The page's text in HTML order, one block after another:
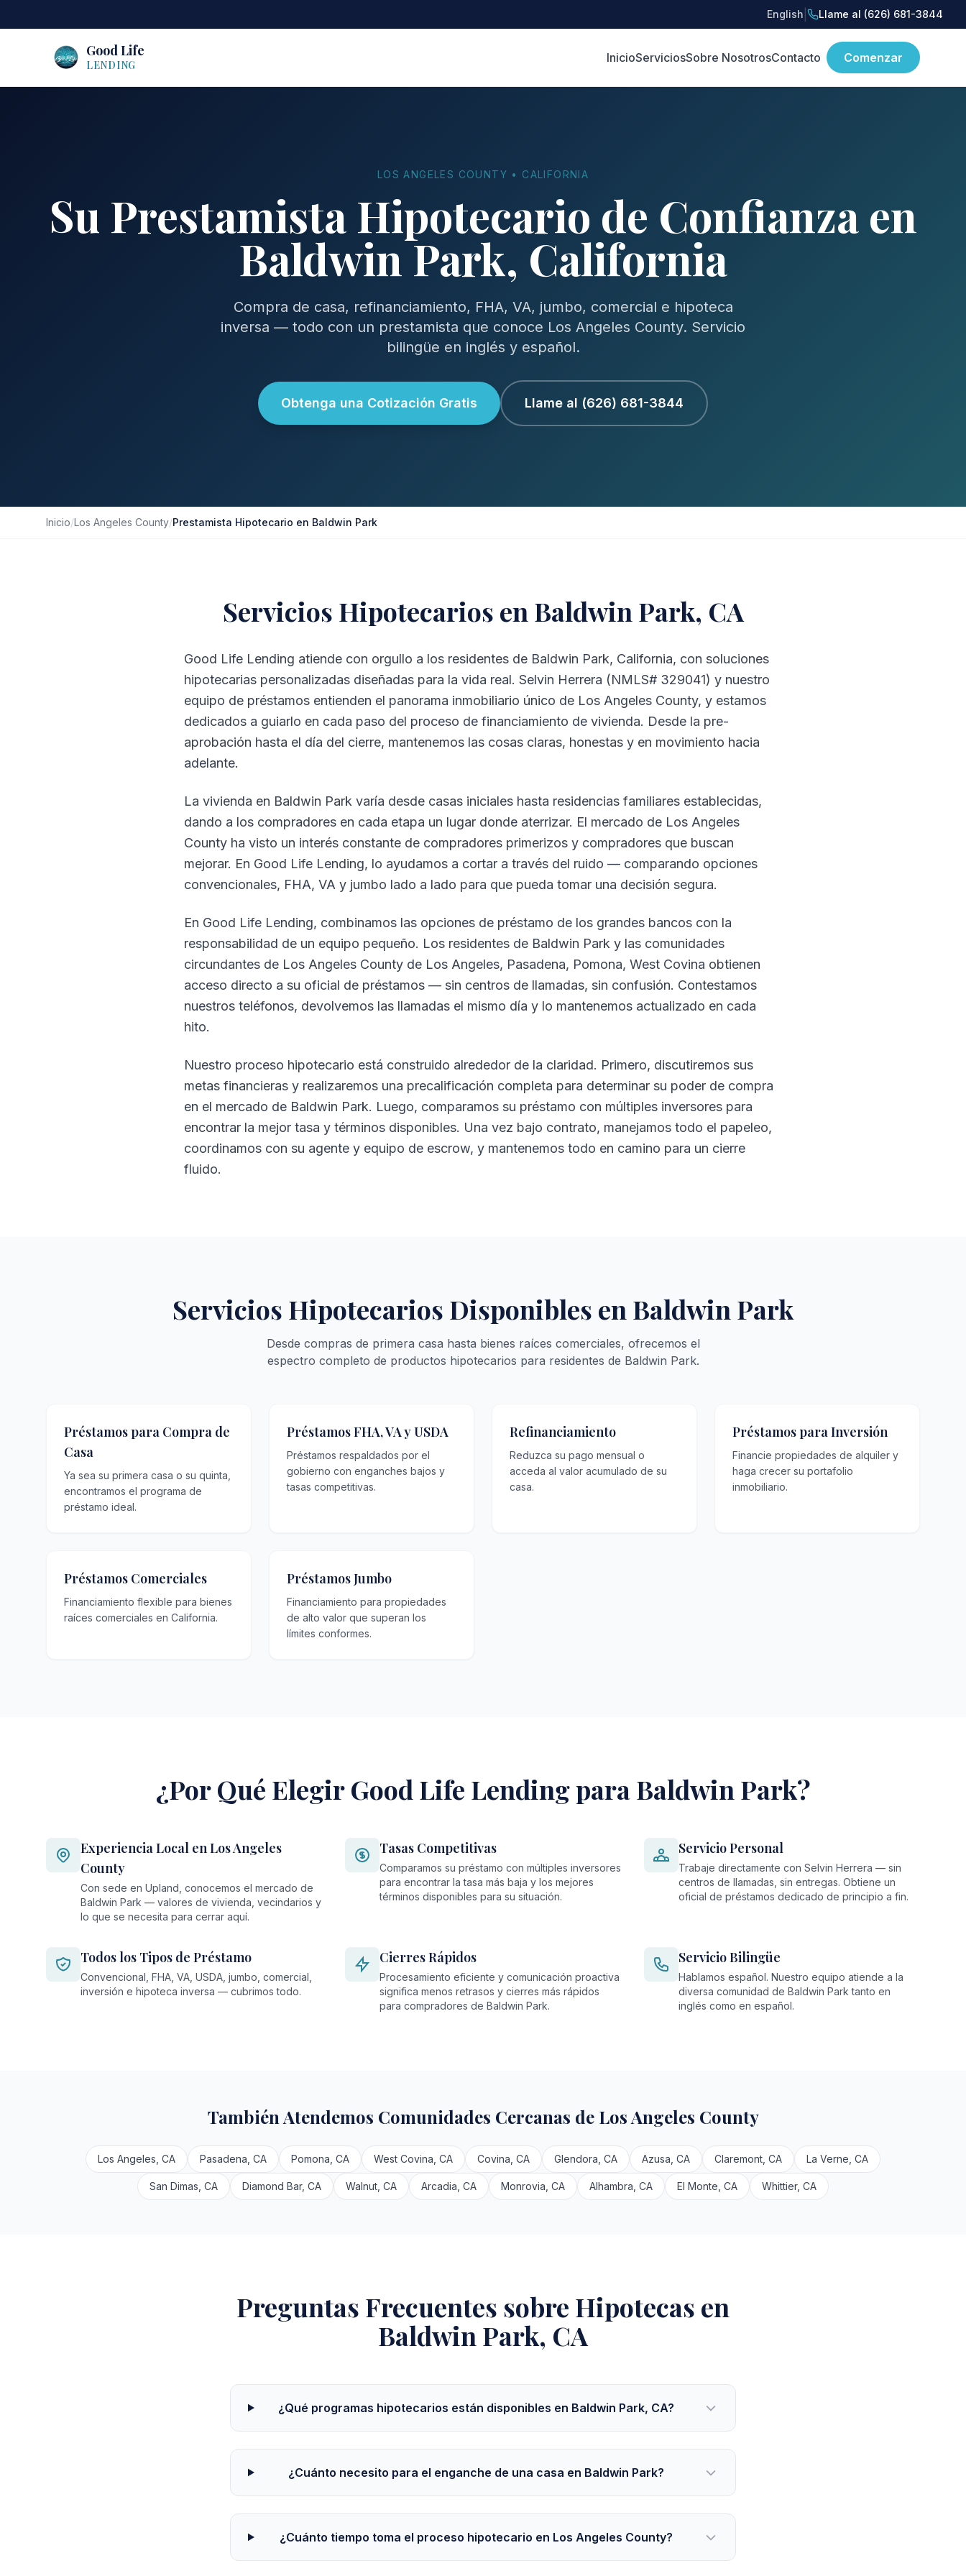
English Llame al (626) 681-3844
Good Life
LENDING
InicioServiciosSobre NosotrosContacto Comenzar
LOS ANGELES COUNTY • CALIFORNIA
Su Prestamista Hipotecario de Confianza en
Baldwin Park, California
Compra de casa, refinanciamiento, FHA, VA, jumbo, comercial e hipoteca
inversa — todo con un prestamista que conoce Los Angeles County. Servicio
bilingüe en inglés y español.
Obtenga una Cotización Gratis Llame al (626) 681-3844
Inicio/Los Angeles County/Prestamista Hipotecario en Baldwin Park
Servicios Hipotecarios en Baldwin Park, CA
Good Life Lending atiende con orgullo a los residentes de Baldwin Park, California, con soluciones
hipotecarias personalizadas diseñadas para la vida real. Selvin Herrera (NMLS# 329041) y nuestro
equipo de préstamos entienden el panorama inmobiliario único de Los Angeles County, y estamos
dedicados a guiarlo en cada paso del proceso de financiamiento de vivienda. Desde la pre-
aprobación hasta el día del cierre, mantenemos las cosas claras, honestas y en movimiento hacia
adelante.
La vivienda en Baldwin Park varía desde casas iniciales hasta residencias familiares establecidas,
dando a los compradores en cada etapa un lugar donde aterrizar. El mercado de Los Angeles
County ha visto un interés constante de compradores primerizos y compradores que buscan
mejorar. En Good Life Lending, lo ayudamos a cortar a través del ruido — comparando opciones
convencionales, FHA, VA y jumbo lado a lado para que pueda tomar una decisión segura.
En Good Life Lending, combinamos las opciones de préstamo de los grandes bancos con la
responsabilidad de un equipo pequeño. Los residentes de Baldwin Park y las comunidades
circundantes de Los Angeles County de Los Angeles, Pasadena, Pomona, West Covina obtienen
acceso directo a su oficial de préstamos — sin centros de llamadas, sin confusión. Contestamos
nuestros teléfonos, devolvemos las llamadas el mismo día y lo mantenemos actualizado en cada
hito.
Nuestro proceso hipotecario está construido alrededor de la claridad. Primero, discutiremos sus
metas financieras y realizaremos una precalificación completa para determinar su poder de compra
en el mercado de Baldwin Park. Luego, comparamos su préstamo con múltiples inversores para
encontrar la mejor tasa y términos disponibles. Una vez bajo contrato, manejamos todo el papeleo,
coordinamos con su agente y equipo de escrow, y mantenemos todo en camino para un cierre
fluido.
Servicios Hipotecarios Disponibles en Baldwin Park
Desde compras de primera casa hasta bienes raíces comerciales, ofrecemos el
espectro completo de productos hipotecarios para residentes de Baldwin Park.
Préstamos para Compra de
Casa
Ya sea su primera casa o su quinta,
encontramos el programa de
préstamo ideal.
Préstamos FHA, VA y USDA
Préstamos respaldados por el
gobierno con enganches bajos y
tasas competitivas.
Refinanciamiento
Reduzca su pago mensual o
acceda al valor acumulado de su
casa.
Préstamos para Inversión
Financie propiedades de alquiler y
haga crecer su portafolio
inmobiliario.
Préstamos Comerciales
Financiamiento flexible para bienes
raíces comerciales en California.
Préstamos Jumbo
Financiamiento para propiedades
de alto valor que superan los
límites conformes.
¿Por Qué Elegir Good Life Lending para Baldwin Park?
Experiencia Local en Los Angeles
County
Con sede en Upland, conocemos el mercado de
Baldwin Park — valores de vivienda, vecindarios y
lo que se necesita para cerrar aquí.
Tasas Competitivas
Comparamos su préstamo con múltiples inversores
para encontrar la tasa más baja y los mejores
términos disponibles para su situación.
Servicio Personal
Trabaje directamente con Selvin Herrera — sin
centros de llamadas, sin entregas. Obtiene un
oficial de préstamos dedicado de principio a fin.
Todos los Tipos de Préstamo
Convencional, FHA, VA, USDA, jumbo, comercial,
inversión e hipoteca inversa — cubrimos todo.
Cierres Rápidos
Procesamiento eficiente y comunicación proactiva
significa menos retrasos y cierres más rápidos
para compradores de Baldwin Park.
Servicio Bilingüe
Hablamos español. Nuestro equipo atiende a la
diversa comunidad de Baldwin Park tanto en
inglés como en español.
También Atendemos Comunidades Cercanas de Los Angeles County
Los Angeles, CA Pasadena, CA Pomona, CA West Covina, CA Covina, CA Glendora, CA Azusa, CA Claremont, CA La Verne, CA
San Dimas, CA Diamond Bar, CA Walnut, CA Arcadia, CA Monrovia, CA Alhambra, CA El Monte, CA Whittier, CA
Preguntas Frecuentes sobre Hipotecas en
Baldwin Park, CA
¿Qué programas hipotecarios están disponibles en Baldwin Park, CA?
¿Cuánto necesito para el enganche de una casa en Baldwin Park?
¿Cuánto tiempo toma el proceso hipotecario en Los Angeles County?